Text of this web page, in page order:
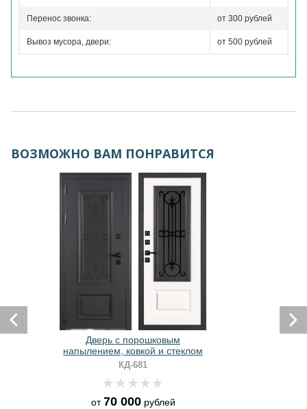
Перенос звонка: от 300 рублей
Вывоз мусора, двери: от 500 рублей
ВОЗМОЖНО ВАМ ПОНРАВИТСЯ
Дверь с порошковым
напылением, ковкой и стеклом
КД-681
от70 000рублей